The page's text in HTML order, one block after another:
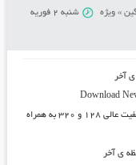
» ویژه
شنبه 2 فوریه
آخر
Download
با دو کیفیت عالی ۱۲۸ و ۳۲۰ به همراه
ی آخر